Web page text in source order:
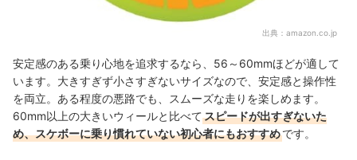
出典： amazon.co.jp
安定感のある乗り心地を追求するなら、56～60mmほどが適して
います。大きすぎず小さすぎないサイズなので、安定感と操作性
を両立。ある程度の悪路でも、スムーズな走りを楽しめます。
60mm以上の大きいウィールと比べてスピードが出すぎないた
め、スケボーに乗り慣れていない初心者にもおすすめです。